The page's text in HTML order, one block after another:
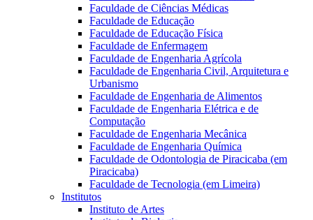
Faculdade de Ciências Médicas
Faculdade de Educação
Faculdade de Educação Física
Faculdade de Enfermagem
Faculdade de Engenharia Agrícola
Faculdade de Engenharia Civil, Arquitetura e
Urbanismo
Faculdade de Engenharia de Alimentos
Faculdade de Engenharia Elétrica e de
Computação
Faculdade de Engenharia Mecânica
Faculdade de Engenharia Química
Faculdade de Odontologia de Piracicaba (em
Piracicaba)
Faculdade de Tecnologia (em Limeira)
Institutos
Instituto de Artes